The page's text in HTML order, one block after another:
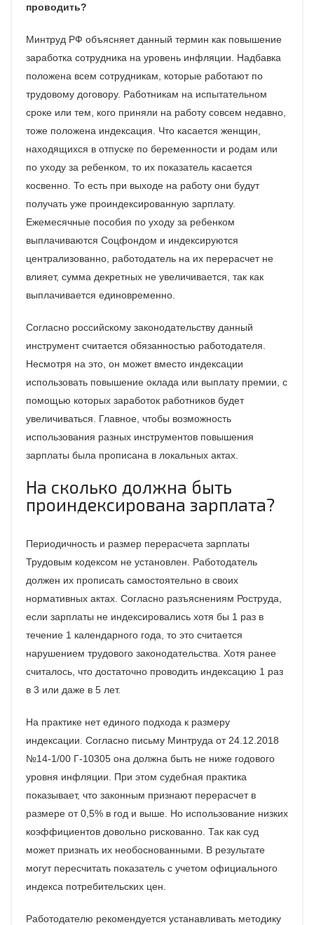
проводить?
Минтруд РФ объясняет данный термин как повышение
заработка сотрудника на уровень инфляции. Надбавка
положена всем сотрудникам, которые работают по
трудовому договору. Работникам на испытательном
сроке или тем, кого приняли на работу совсем недавно,
тоже положена индексация. Что касается женщин,
находящихся в отпуске по беременности и родам или
по уходу за ребенком, то их показатель касается
косвенно. То есть при выходе на работу они будут
получать уже проиндексированную зарплату.
Ежемесячные пособия по уходу за ребенком
выплачиваются Соцфондом и индексируются
централизованно, работодатель на их перерасчет не
влияет, сумма декретных не увеличивается, так как
выплачивается единовременно.
Согласно российскому законодательству данный
инструмент считается обязанностью работодателя.
Несмотря на это, он может вместо индексации
использовать повышение оклада или выплату премии, с
помощью которых заработок работников будет
увеличиваться. Главное, чтобы возможность
использования разных инструментов повышения
зарплаты была прописана в локальных актах.
На сколько должна быть
проиндексирована зарплата?
Периодичность и размер перерасчета зарплаты
Трудовым кодексом не установлен. Работодатель
должен их прописать самостоятельно в своих
нормативных актах. Согласно разъяснениям Роструда,
если зарплаты не индексировались хотя бы 1 раз в
течение 1 календарного года, то это считается
нарушением трудового законодательства. Хотя ранее
считалось, что достаточно проводить индексацию 1 раз
в 3 или даже в 5 лет.
На практике нет единого подхода к размеру
индексации. Согласно письму Минтруда от 24.12.2018
№14-1/00 Г-10305 она должна быть не ниже годового
уровня инфляции. При этом судебная практика
показывает, что законным признают перерасчет в
размере от 0,5% в год и выше. Но использование низких
коэффициентов довольно рискованно. Так как суд
может признать их необоснованными. В результате
могут пересчитать показатель с учетом официального
индекса потребительских цен.
Работодателю рекомендуется устанавливать методику